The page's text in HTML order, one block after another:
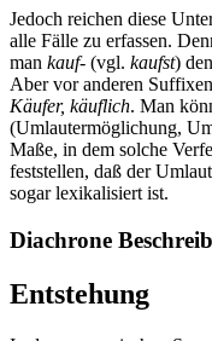
Jedoch reichen diese
alle Fälle zu erfassen.
man kauf- (vgl. kaufst)
Aber vor anderen
Käufer, käuflich. Man
(Umlautermöglichung,
Maße, in dem solche
feststellen, daß der
sogar lexikalisiert ist.
Diachrone
Entstehung